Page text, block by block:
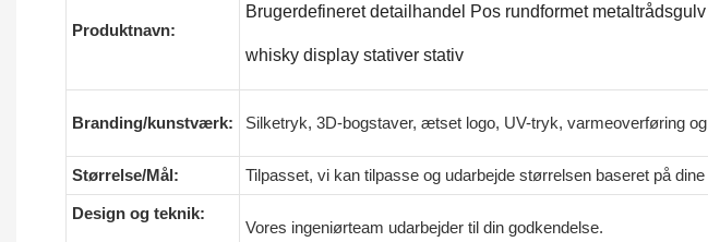
Produktnavn:
Brugerdefineret detailhandel Pos rundformet
whisky display stativer stativ
Branding/kunstværk: Silketryk, 3D-bogstaver, ætset logo, UV-tryk, varmeoverføring
Størrelse/Mål: Tilpasset, vi kan tilpasse og udarbejde størrelsen baseret på dine
Design og teknik:
Vores ingeniørteam udarbejder til din godkendelse.